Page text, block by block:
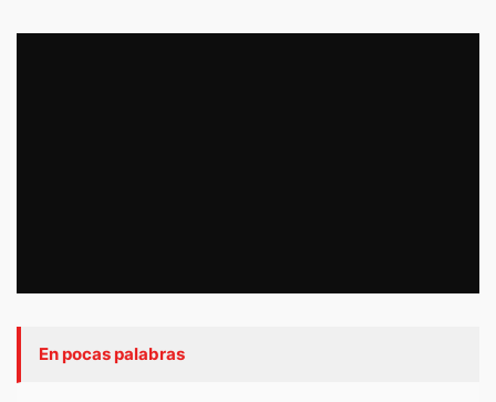
En pocas palabras